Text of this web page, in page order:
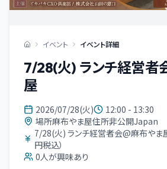
イベント イベント詳細
7/28(火) ランチ経営者
屋
2026/07/28(火)
12:00 - 13:30
場所麻布やま屋住所非公開Japan
7/28(火) ランチ経営者会@麻布やま
円税込）
0人が興味あり